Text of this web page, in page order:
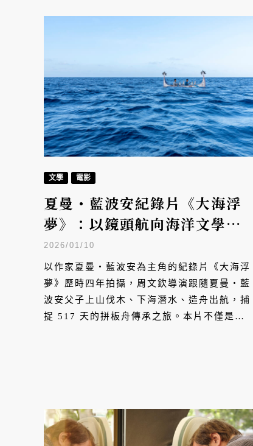
文學 電影
夏曼・藍波安紀錄片《大海浮
夢》：以鏡頭航向海洋文學深
處
2026/01/10
以作家夏曼・藍波安為主角的紀錄片《大海浮
夢》歷時四年拍攝，周文欽導演跟隨夏曼・藍
波安父子上山伐木、下海潛水、造舟出航，捕
捉 517 天的拼板舟傳承之旅。本片不僅是台